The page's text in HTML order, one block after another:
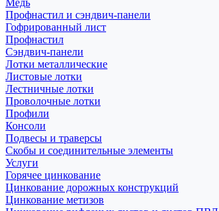
Медь
Профнастил и сэндвич-панели
Гофрированный лист
Профнастил
Сэндвич-панели
Лотки металлические
Листовые лотки
Лестничные лотки
Проволочные лотки
Профили
Консоли
Подвесы и траверсы
Скобы и соединительные элементы
Услуги
Горячее цинкование
Цинкование дорожных конструкций
Цинкование метизов